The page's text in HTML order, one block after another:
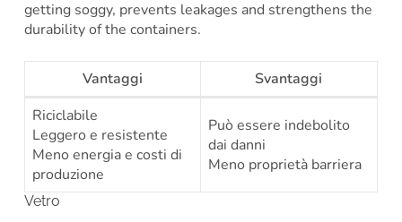
getting soggy, prevents leakages and strengthens the
durability of the containers.
Vantaggi
Svantaggi
Riciclabile
Leggero e resistente
Meno energia e costi di
produzione
Può essere indebolito
dai danni
Meno proprietà barriera
Vetro